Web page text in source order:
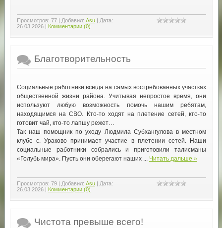
Просмотров: 77| Добавил: Asu| Дата:
26.03.2026 | Комментарии (0)
Благотворительность
Социальные работники всегда на самых востребованных участках
общественной жизни района. Учитывая непростое время, они
используют любую возможность помочь нашим ребятам,
находящимся на СВО. Кто-то ходят на плетение сетей, кто-то
готовит чай, кто-то лапшу режет…
Так наш помощник по уходу Людмила Субхангулова в местном
клубе с. Ураково принимает участие в плетении сетей. Наши
социальные работники собрались и приготовили талисманы
«Голубь мира». Пусть они оберегают наших
Читать дальше »
Просмотров: 79| Добавил: Asu| Дата:
26.03.2026 | Комментарии (0)
Чистота превыше всего!